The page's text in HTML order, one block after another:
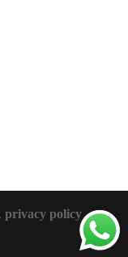
privacy policy